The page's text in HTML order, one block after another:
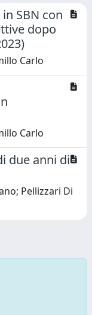
SBN con
dopo
Carlo
Carlo
due anni di
Pellizzari Di